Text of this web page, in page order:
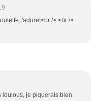
j'adore!<br /> <br />
loulous, je piquerais bien